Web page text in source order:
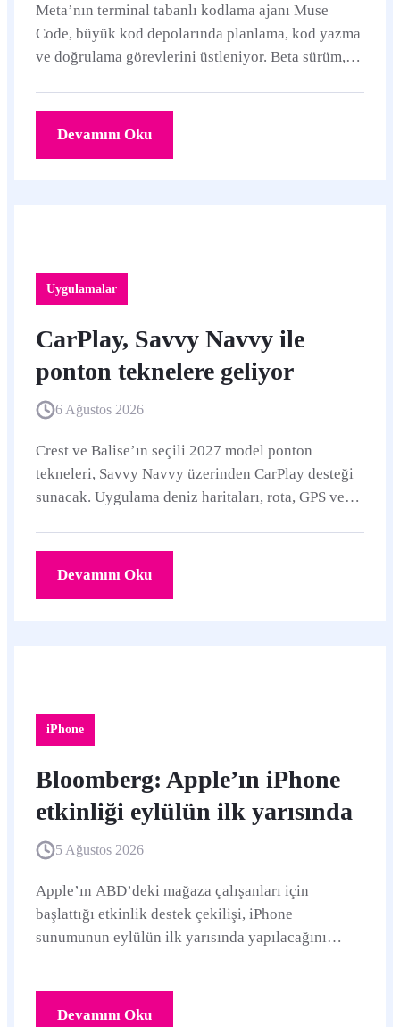
Meta’nın terminal tabanlı kodlama ajanı Muse
Code, büyük kod depolarında planlama, kod yazma
ve doğrulama görevlerini üstleniyor. Beta sürüm,
Devamını Oku
Uygulamalar
CarPlay, Savvy Navvy ile
ponton teknelere geliyor
6 Ağustos 2026
Crest ve Balise’ın seçili 2027 model ponton
tekneleri, Savvy Navvy üzerinden CarPlay desteği
sunacak. Uygulama deniz haritaları, rota, GPS ve
Devamını Oku
iPhone
Bloomberg: Apple’ın iPhone
etkinliği eylülün ilk yarısında
5 Ağustos 2026
Apple’ın ABD’deki mağaza çalışanları için
başlattığı etkinlik destek çekilişi, iPhone
sunumunun eylülün ilk yarısında yapılacağını
Devamını Oku